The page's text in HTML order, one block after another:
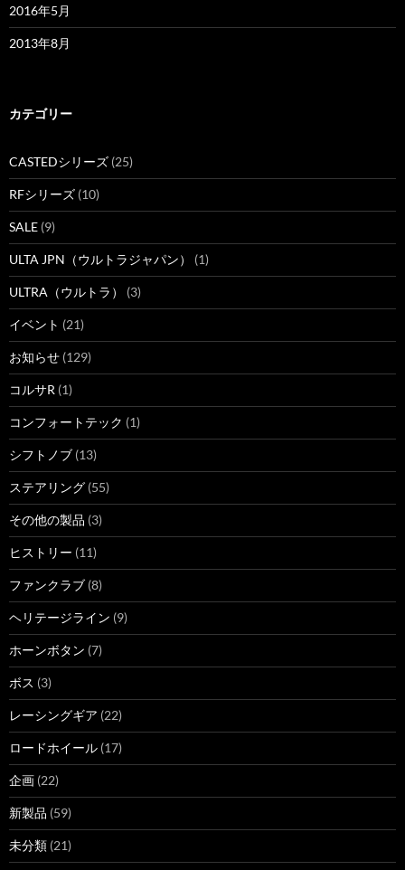
2016年5月
2013年8月
カテゴリー
CASTEDシリーズ (25)
RFシリーズ (10)
SALE (9)
ULTA JPN（ウルトラジャパン） (1)
ULTRA（ウルトラ） (3)
イベント (21)
お知らせ (129)
コルサR (1)
コンフォートテック (1)
シフトノブ (13)
ステアリング (55)
その他の製品 (3)
ヒストリー (11)
ファンクラブ (8)
ヘリテージライン (9)
ホーンボタン (7)
ボス (3)
レーシングギア (22)
ロードホイール (17)
企画 (22)
新製品 (59)
未分類 (21)